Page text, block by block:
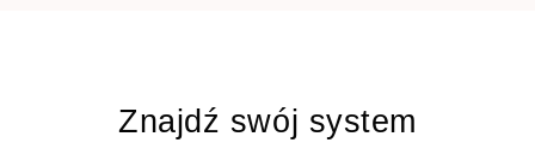
Znajdź swój system